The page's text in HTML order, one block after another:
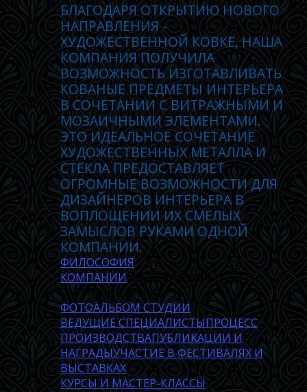
БЛАГОДАРЯ ОТКРЫТИЮ НОВОГО
НАПРАВЛЕНИЯ -
ХУДОЖЕСТВЕННОЙ КОВКЕ, НАША
КОМПАНИЯ ПОЛУЧИЛА
ВОЗМОЖНОСТЬ ИЗГОТАВЛИВАТЬ
КОВАНЫЕ ПРЕДМЕТЫ ИНТЕРЬЕРА
В СОЧЕТАНИИ С ВИТРАЖНЫМИ И
МОЗАИЧНЫМИ ЭЛЕМЕНТАМИ.
ЭТО ИДЕАЛЬНОЕ СОЧЕТАНИЕ
ХУДОЖЕСТВЕННЫХ МЕТАЛЛА И
СТЕКЛА ПРЕДОСТАВЛЯЕТ
ОГРОМНЫЕ ВОЗМОЖНОСТИ ДЛЯ
ДИЗАЙНЕРОВ ИНТЕРЬЕРА В
ВОПЛОЩЕНИИ ИХ СМЕЛЫХ
ЗАМЫСЛОВ РУКАМИ ОДНОЙ
КОМПАНИИ.
ФИЛОСОФИЯ
КОМПАНИИИНДИВИДУАЛЬНОСТЬ,
ГАРМОНИЯ, ОБРАЗ
ФОТОАЛЬБОМ СТУДИИ
ВЕДУЩИЕ СПЕЦИАЛИСТЫПРОЦЕСС
ПРОИЗВОДСТВАПУБЛИКАЦИИ И
НАГРАДЫУЧАСТИЕ В ФЕСТИВАЛЯХ И
ВЫСТАВКАХ
КУРСЫ И МАСТЕР-КЛАССЫ